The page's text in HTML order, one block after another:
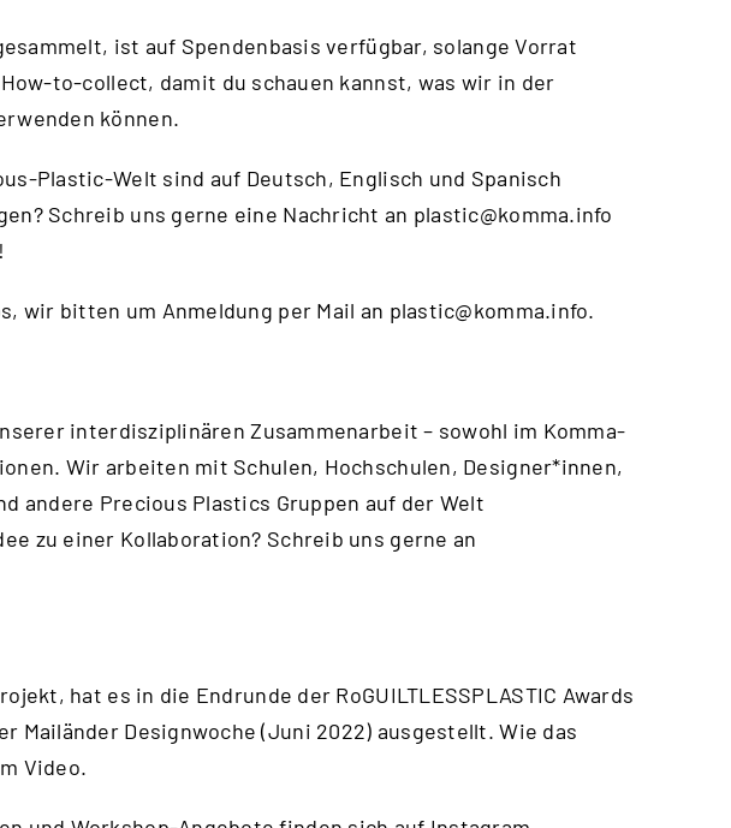
ist auf Spendenbasis verfügbar, solange Vorrat
to-collect, damit du schauen kannst, was wir in der
können.
Plastic-Welt sind auf Deutsch, Englisch und Spanisch
Schreib uns gerne eine Nachricht an plastic@komma.info
wir bitten um Anmeldung per Mail an plastic@komma.info.
interdisziplinären Zusammenarbeit – sowohl im Komma-
Wir arbeiten mit Schulen, Hochschulen, Designer*innen,
andere Precious Plastics Gruppen auf der Welt
zu einer Kollaboration? Schreib uns gerne an
hat es in die Endrunde der RoGUILTLESSPLASTIC Awards
Mailänder Designwoche (Juni 2022) ausgestellt. Wie das
Video.